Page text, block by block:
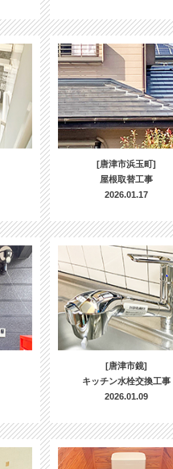
[唐津市浜玉町]
屋根取替工事
2026.01.17
[唐津市鏡]
キッチン水栓交換工事
2026.01.09